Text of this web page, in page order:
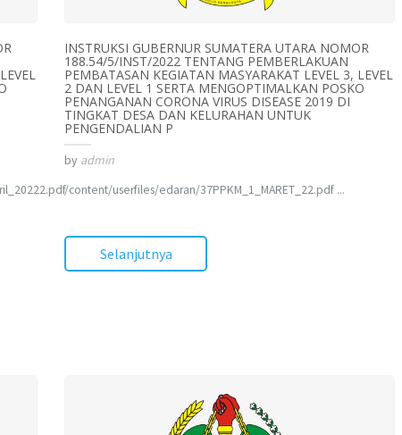
INSTRUKSI GUBERNUR SUMATERA UTARA NOMOR
188.54/5/INST/2022 TENTANG PEMBERLAKUAN
PEMBATASAN KEGIATAN MASYARAKAT LEVEL 3, LEVEL
2 DAN LEVEL 1 SERTA MENGOPTIMALKAN POSKO
PENANGANAN CORONA VIRUS DISEASE 2019 DI
TINGKAT DESA DAN KELURAHAN UNTUK
PENGENDALIAN P
by admin
/content/userfiles/edaran/37PPKM_1_MARET_22.pdf ...
Selanjutnya